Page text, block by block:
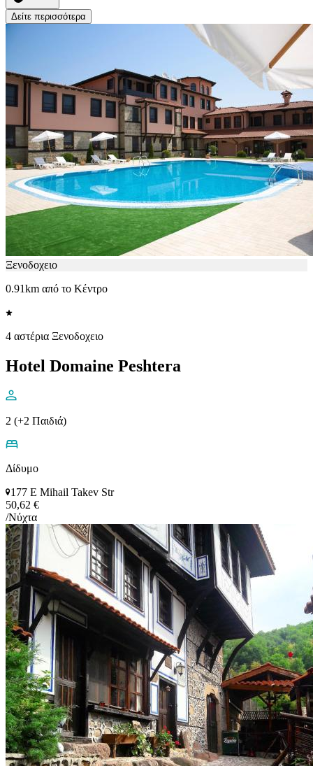
Δείτε περισσότερα
Ξενοδοχειο
0.91km από το Κέντρο
4 αστέρια Ξενοδοχειο
Hotel Domaine Peshtera
2 (+2 Παιδιά)
Δίδυμο
177 E Mihail Takev Str
50,62 €
/Νύχτα